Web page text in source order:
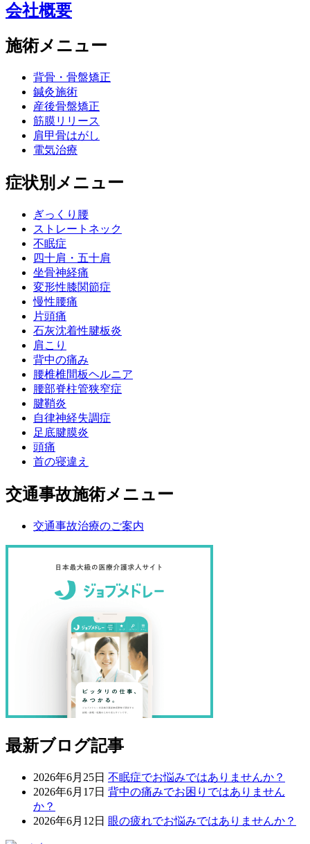
会社概要
施術メニュー
背骨・骨盤矯正
鍼灸施術
産後骨盤矯正
筋膜リリース
肩甲骨はがし
電気治療
症状別メニュー
ぎっくり腰
ストレートネック
不眠症
四十肩・五十肩
坐骨神経痛
変形性膝関節症
慢性腰痛
片頭痛
石灰沈着性腱板炎
肩こり
背中の痛み
腰椎椎間板ヘルニア
腰部脊柱管狭窄症
腱鞘炎
自律神経失調症
足底腱膜炎
頭痛
首の寝違え
交通事故施術メニュー
交通事故治療のご案内
最新ブログ記事
2026年6月25日 不眠症でお悩みではありませんか？
2026年6月17日 背中の痛みでお困りではありません
か？
2026年6月12日 眼の疲れでお悩みではありませんか？